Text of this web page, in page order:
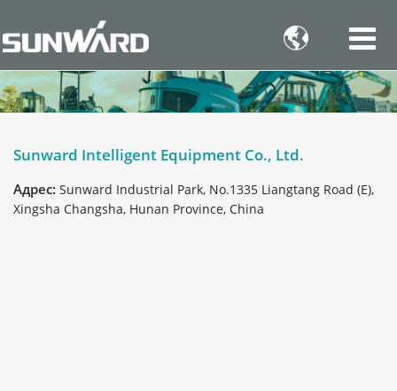

Sunward Intelligent Equipment Co., Ltd.
Адрес: Sunward Industrial Park, No.1335 Liangtang Road (E),
Xingsha Changsha, Hunan Province, China